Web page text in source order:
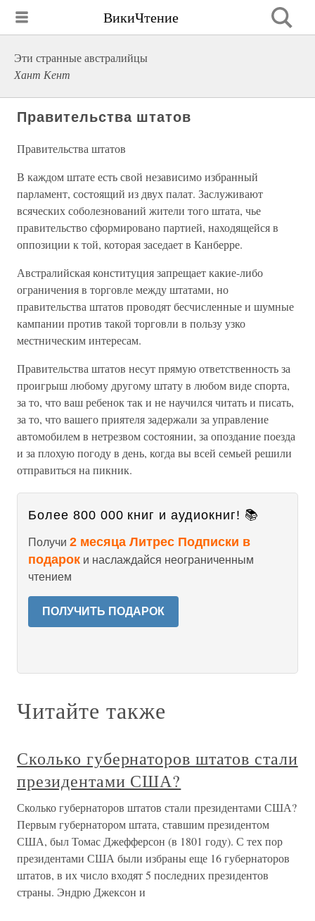
ВикиЧтение
Эти странные австралийцы
Хант Кент
Правительства штатов
Правительства штатов
В каждом штате есть свой независимо избранный
парламент, состоящий из двух палат. Заслуживают
всяческих соболезнований жители того штата, чье
правительство сформировано партией, находящейся в
оппозиции к той, которая заседает в Канберре.
Австралийская конституция запрещает какие-либо
ограничения в торговле между штатами, но
правительства штатов проводят бесчисленные и шумные
кампании против такой торговли в пользу узко
местническим интересам.
Правительства штатов несут прямую ответственность за
проигрыш любому другому штату в любом виде спорта,
за то, что ваш ребенок так и не научился читать и писать,
за то, что вашего приятеля задержали за управление
автомобилем в нетрезвом состоянии, за опоздание поезда
и за плохую погоду в день, когда вы всей семьей решили
отправиться на пикник.
Более 800 000 книг и аудиокниг! 📚
Получи 2 месяца Литрес Подписки в
подарок и наслаждайся неограниченным
чтением
ПОЛУЧИТЬ ПОДАРОК
Читайте также
Сколько губернаторов штатов стали
президентами США?
Сколько губернаторов штатов стали президентами США?
Первым губернатором штата, ставшим президентом
США, был Томас Джефферсон (в 1801 году). С тех пор
президентами США были избраны еще 16 губернаторов
штатов, в их число входят 5 последних президентов
страны. Эндрю Джексон и